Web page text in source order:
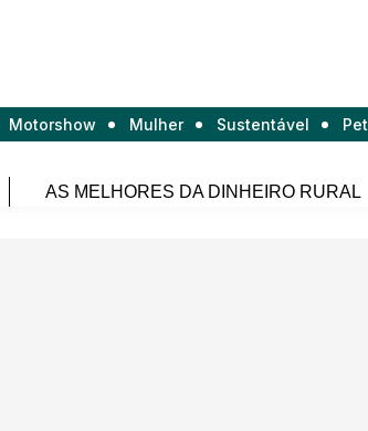
Motorshow Mulher Sustentável Pet
AS MELHORES DA DINHEIRO RURAL